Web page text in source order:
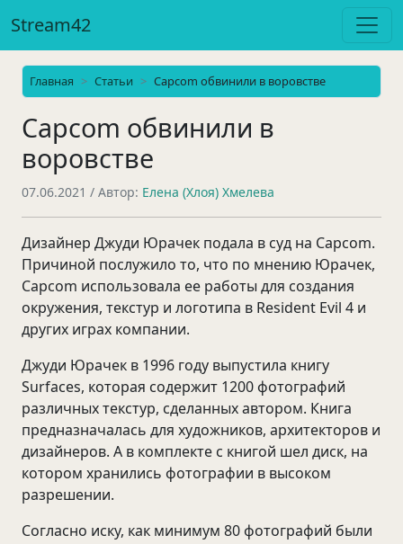
Stream42
Главная Статьи Capcom обвинили в воровстве
Capcom обвинили в
воровстве
07.06.2021 / Автор: Елена (Хлоя) Хмелева
Дизайнер Джуди Юрачек подала в суд на Capcom.
Причиной послужило то, что по мнению Юрачек,
Capcom использовала ее работы для создания
окружения, текстур и логотипа в Resident Evil 4 и
других играх компании.
Джуди Юрачек в 1996 году выпустила книгу
Surfaces, которая содержит 1200 фотографий
различных текстур, сделанных автором. Книга
предназначалась для художников, архитекторов и
дизайнеров. А в комплекте с книгой шел диск, на
котором хранились фотографии в высоком
разрешении.
Согласно иску, как минимум 80 фотографий были